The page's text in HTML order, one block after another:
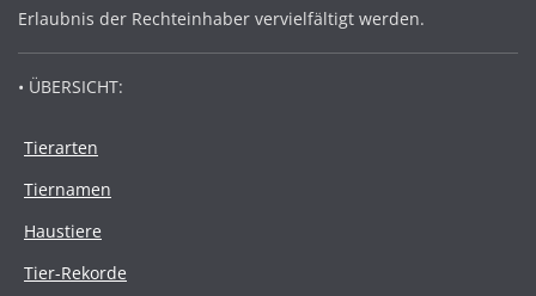
Erlaubnis der Rechteinhaber vervielfältigt werden.
• ÜBERSICHT:
Tierarten
Tiernamen
Haustiere
Tier-Rekorde